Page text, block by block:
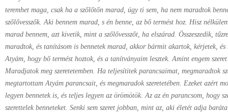
teremhet maga, csak ha a szőlőtőn marad, úgy ti sem, ha nem maradtok
szőlővesszők. Aki bennem marad, s én benne, az bő termést hoz. Hisz
marad bennem, azt kivetik, mint a szőlővesszőt, ha elszárad. Összeszedik,
maradtok, és tanításom is bennetek marad, akkor bármit akartok, kérjetek,
Atyám, hogy bő termést hoztok, és a tanítványaim lesztek. Amint engem
Maradjatok meg szeretetemben. Ha teljesítitek parancsaimat, megmaradtok
megtartottam Atyám parancsait, és megmaradok szeretetében. Ezeket azért
legyen bennetek is, és teljes legyen az örömötök. Az az én parancsom, hogy
szerettelek benneteket. Senki sem szeret jobban, mint az, aki életét adja